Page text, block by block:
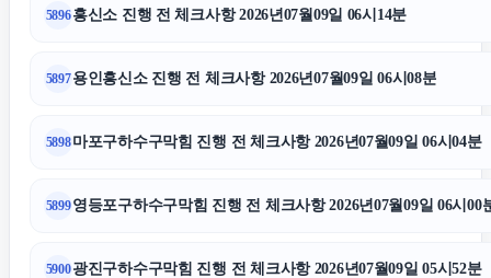
김해이혼전문변호사
인스타그램 좋아요 구매
용인음주운전변호사
5896흥신소 진행 전 체크사항 2026년07월09일 06시14분
5897용인흥신소 진행 전 체크사항 2026년07월09일 06시08분
5898마포구하수구막힘 진행 전 체크사항 2026년07월09일 06시04분
5899영등포구하수구막힘 진행 전 체크사항 2026년07월09일 06시00
5900광진구하수구막힘 진행 전 체크사항 2026년07월09일 05시52분